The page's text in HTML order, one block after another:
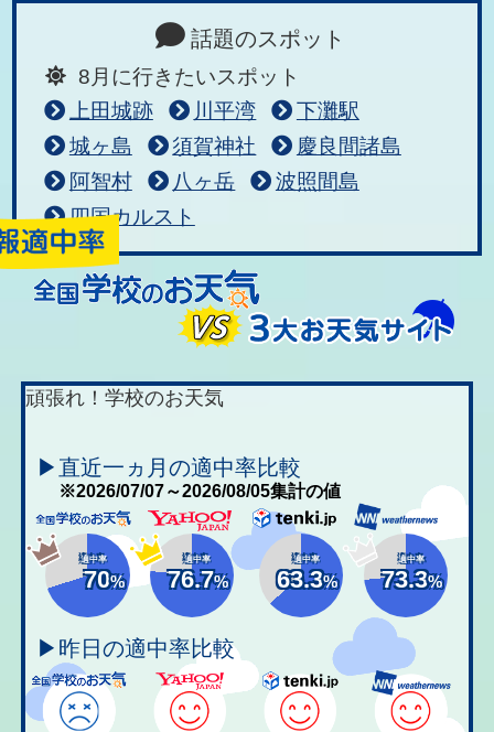
話題のスポット
8月に行きたいスポット
上田城跡
川平湾
下灘駅
城ヶ島
須賀神社
慶良間諸島
阿智村
八ヶ岳
波照間島
四国カルスト
頑張れ！学校のお天気
▶直近一ヵ月の適中率比較
※2026/07/07～2026/08/05集計の値
適中率
70%
適中率
76.7%
適中率
63.3%
適中率
73.3%
▶昨日の適中率比較